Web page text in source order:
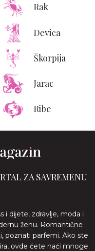
Rak
Devica
Škorpija
Jarac
Ribe
ZA SAVREMENU
i dijete, zdravlje, moda i
ženu. Romantične
poznati parfemi. Ako ste
ovde ćete naći mnoge